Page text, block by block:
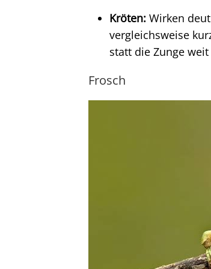
Kröten: Wirken
vergleichsweise
statt die Zunge
Frosch